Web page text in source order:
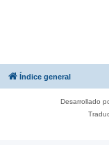
Índice general
Desarrollado